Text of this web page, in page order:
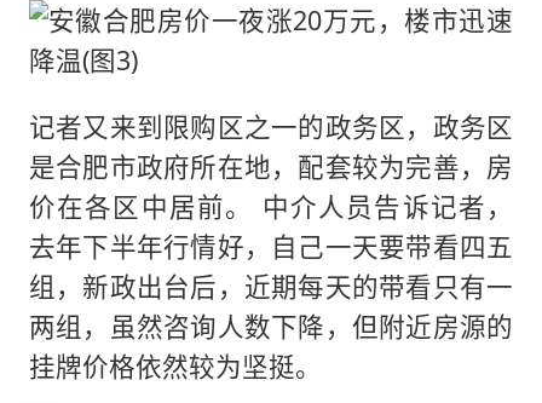
记者又来到限购区之一的政务区，政务区
是合肥市政府所在地，配套较为完善，房
价在各区中居前。 中介人员告诉记者，
去年下半年行情好，自己一天要带看四五
组，新政出台后，近期每天的带看只有一
两组，虽然咨询人数下降，但附近房源的
挂牌价格依然较为坚挺。